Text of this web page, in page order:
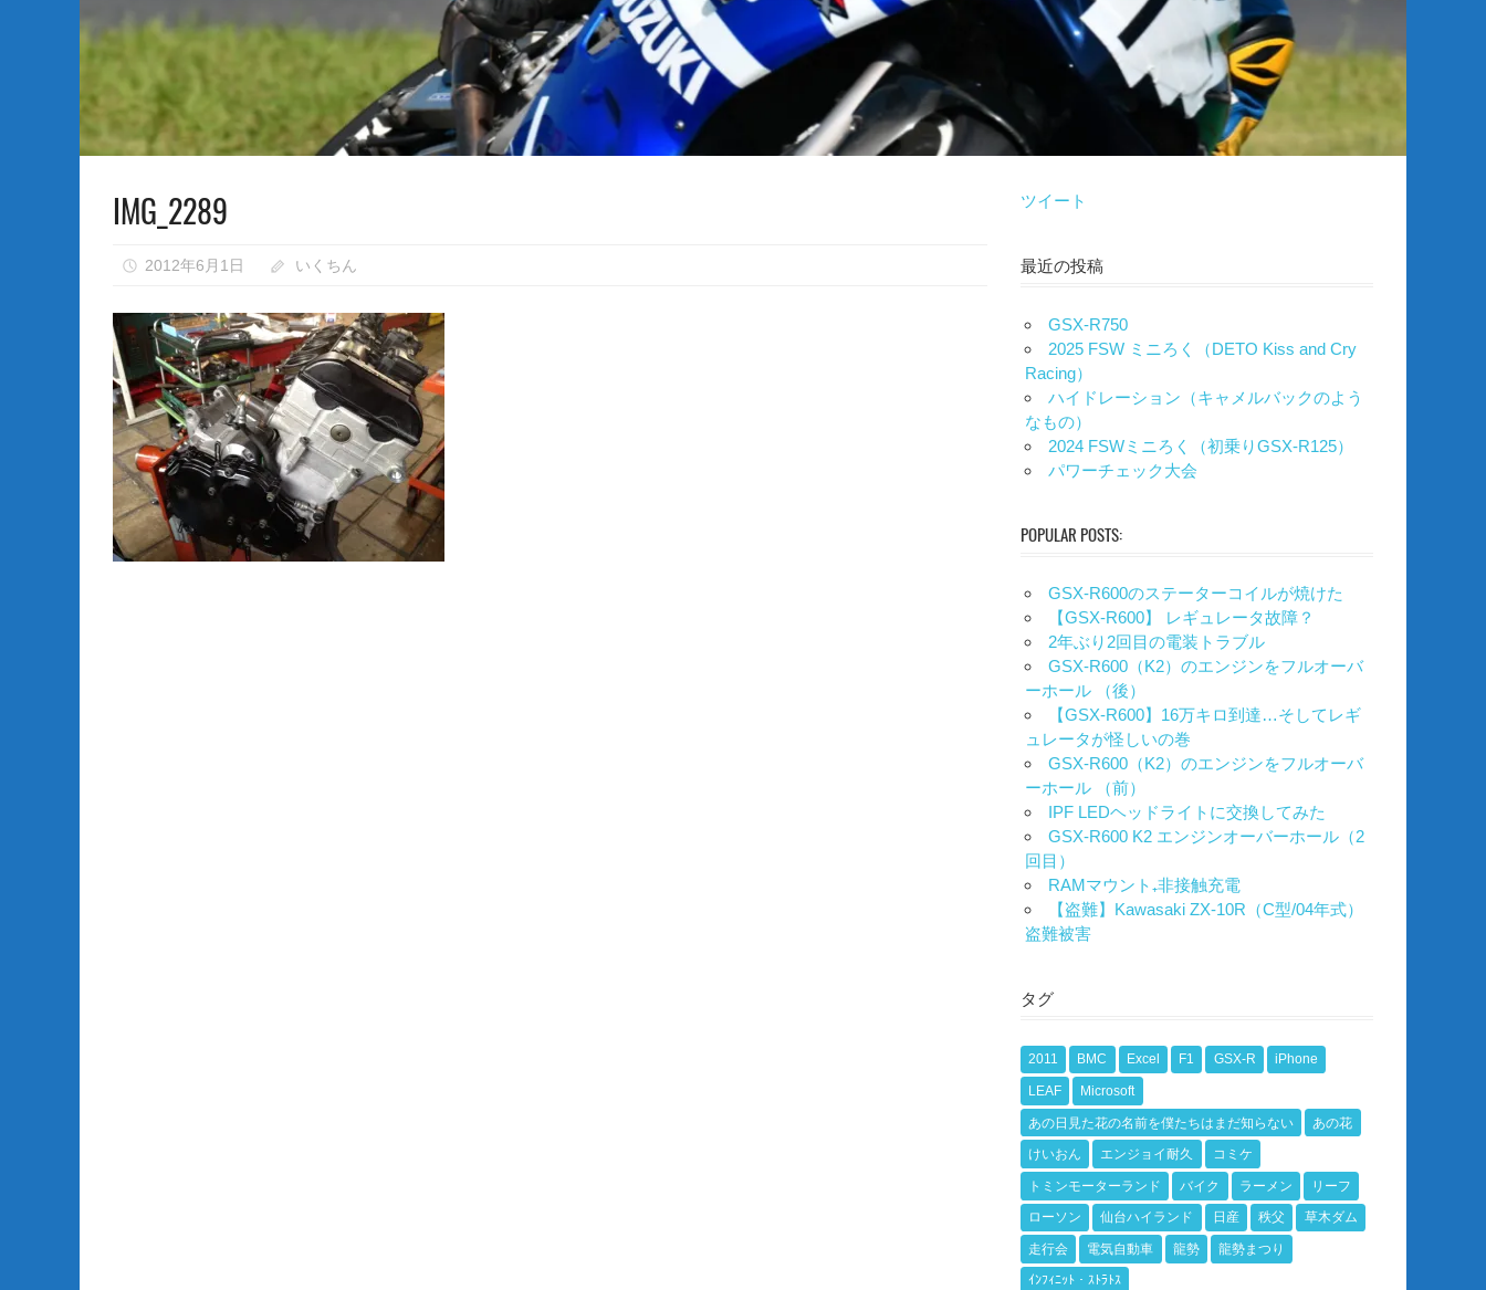
い）
IMG_2289
2012年6月1日 いくちん
ツイート
最近の投稿
GSX-R750
2025 FSW ミニろく（DETO Kiss and Cry
Racing）
ハイドレーション（キャメルバックのよう
なもの）
2024 FSWミニろく（初乗りGSX-R125）
パワーチェック大会
POPULAR POSTS:
GSX-R600のステーターコイルが焼けた
【GSX-R600】 レギュレータ故障？
2年ぶり2回目の電装トラブル
GSX-R600（K2）のエンジンをフルオーバ
ーホール （後）
【GSX-R600】16万キロ到達…そしてレギ
ュレータが怪しいの巻
GSX-R600（K2）のエンジンをフルオーバ
ーホール （前）
IPF LEDヘッドライトに交換してみた
GSX-R600 K2 エンジンオーバーホール（2
回目）
RAMマウント₊非接触充電
【盗難】Kawasaki ZX-10R（C型/04年式）
盗難被害
タグ
2011 BMC Excel F1 GSX-R iPhone
LEAF Microsoft
あの日見た花の名前を僕たちはまだ知らない あの花
けいおん エンジョイ耐久 コミケ
トミンモーターランド バイク ラーメン リーフ
ローソン 仙台ハイランド 日産 秩父 草木ダム
走行会 電気自動車 龍勢 龍勢まつり
ｲﾝﾌｨﾆｯﾄ・ｽﾄﾗﾄｽ